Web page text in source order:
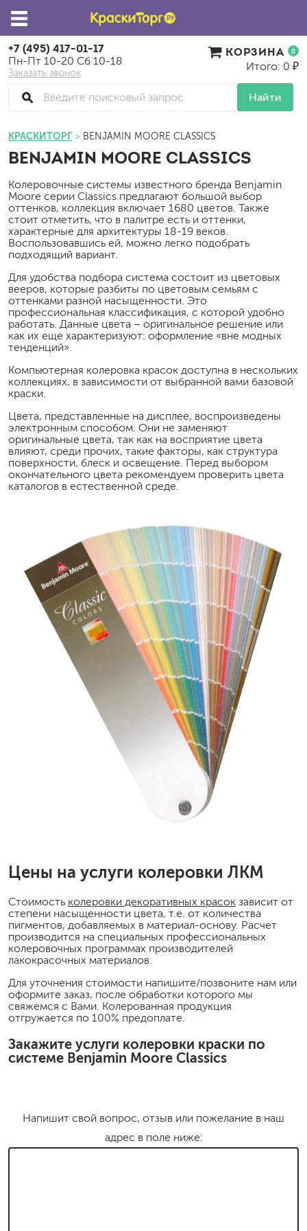
+7 (495) 417-01-17
Пн-Пт 10-20 Сб 10-18
Заказать звонок
Найти
КОРЗИНА 0
Итого: 0 ₽
КРАСКИТОРГ BENJAMIN MOORE CLASSICS
BENJAMIN MOORE CLASSICS
Колеровочные системы известного бренда Benjamin
Moore серии Classics предлагают большой выбор
оттенков, коллекция включает 1680 цветов. Также
стоит отметить, что в палитре есть и оттенки,
характерные для архитектуры 18-19 веков.
Воспользовавшись ей, можно легко подобрать
подходящий вариант.
Для удобства подбора система состоит из цветовых
вееров, которые разбиты по цветовым семьям с
оттенками разной насыщенности. Это
профессиональная классификация, с которой удобно
работать. Данные цвета – оригинальное решение или
как их еще характеризуют: оформление «вне модных
тенденций».
Компьютерная колеровка красок доступна в нескольких
коллекциях, в зависимости от выбранной вами базовой
краски.
Цвета, представленные на дисплее, воспроизведены
электронным способом. Они не заменяют
оригинальные цвета, так как на восприятие цвета
влияют, среди прочих, такие факторы, как структура
поверхности, блеск и освещение. Перед выбором
окончательного цвета рекомендуем проверить цвета
каталогов в естественной среде.
Цены на услуги колеровки ЛКМ
Стоимость колеровки декоративных красок зависит от
степени насыщенности цвета, т.е. от количества
пигментов, добавляемых в материал-основу. Расчет
производится на специальных профессиональных
колеровочных программах производителей
лакокрасочных материалов.
Для уточнения стоимости напишите/позвоните нам или
оформите заказ, после обработки которого мы
свяжемся с Вами. Колерованная продукция
отгружается по 100% предоплате.
Закажите услуги колеровки краски по
системе Benjamin Moore Classics
Напишит свой вопрос, отзыв или пожелание в наш
адрес в поле ниже: